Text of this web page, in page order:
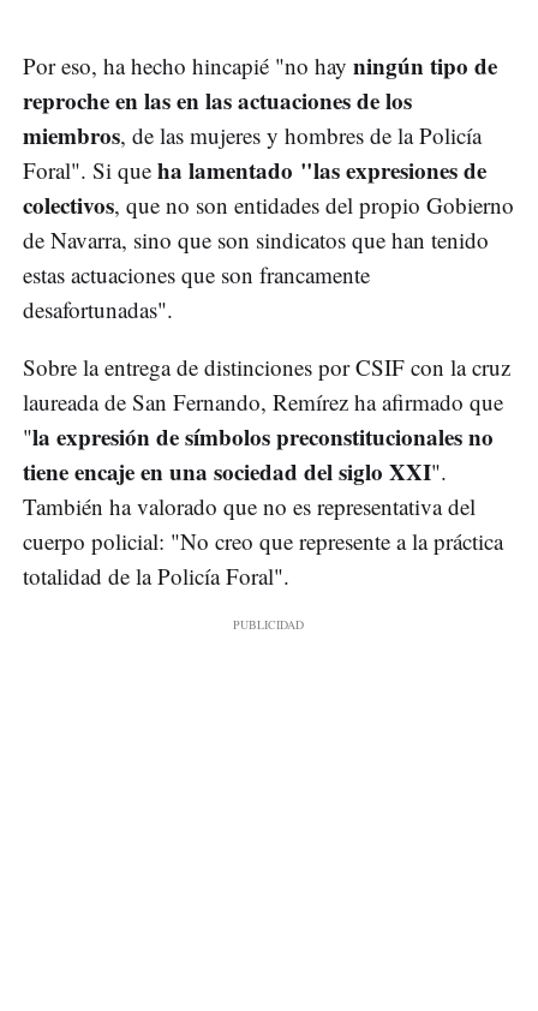
Por eso, ha hecho hincapié "no hay ningún tipo de
reproche en las en las actuaciones de los
miembros, de las mujeres y hombres de la Policía
Foral". Si que ha lamentado "las expresiones de
colectivos, que no son entidades del propio Gobierno
de Navarra, sino que son sindicatos que han tenido
estas actuaciones que son francamente
desafortunadas".
Sobre la entrega de distinciones por CSIF con la cruz
laureada de San Fernando, Remírez ha afirmado que
"la expresión de símbolos preconstitucionales no
tiene encaje en una sociedad del siglo XXI".
También ha valorado que no es representativa del
cuerpo policial: "No creo que represente a la práctica
totalidad de la Policía Foral".